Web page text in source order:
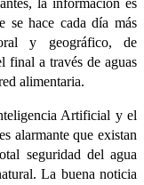
la información es
se hace cada día más
y geográfico, de
final a través de aguas
alimentaria.
Artificial y el
alarmante que existan
seguridad del agua
La buena noticia